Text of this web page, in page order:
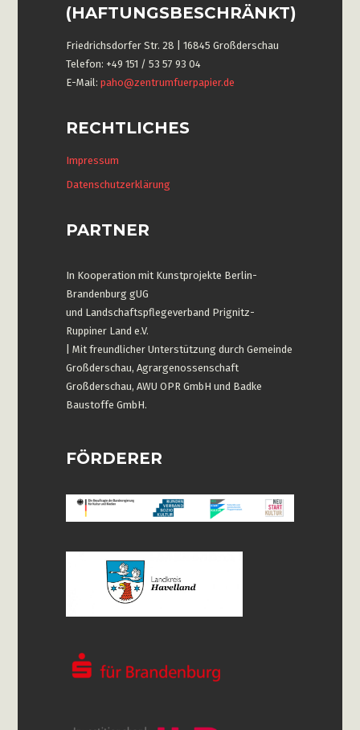
(HAFTUNGSBESCHRÄNKT)
Friedrichsdorfer Str. 28 | 16845 Großderschau
Telefon: +49 151 / 53 57 93 04
E-Mail:paho@zentrumfuerpapier.de
RECHTLICHES
Impressum
Datenschutzerklärung
PARTNER
In Kooperation mit Kunstprojekte Berlin-
Brandenburg gUG
und Landschaftspflegeverband Prignitz-
Ruppiner Land e.V.
| Mit freundlicher Unterstützung durch Gemeinde
Großderschau, Agrargenossenschaft
Großderschau, AWU OPR GmbH und Badke
Baustoffe GmbH.
FÖRDERER